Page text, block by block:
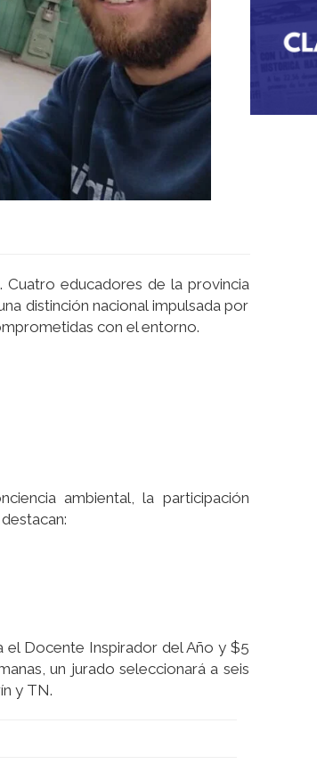
educadores de la provincia
distinción nacional impulsada por
con el entorno.
ambiental, la participación
el Docente Inspirador del Año y $5
un jurado seleccionará a seis
y TN.